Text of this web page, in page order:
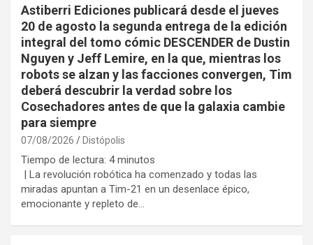
Astiberri Ediciones publicará desde el jueves
20 de agosto la segunda entrega de la edición
integral del tomo cómic DESCENDER de Dustin
Nguyen y Jeff Lemire, en la que, mientras los
robots se alzan y las facciones convergen, Tim
deberá descubrir la verdad sobre los
Cosechadores antes de que la galaxia cambie
para siempre
07/08/2026 Distópolis
Tiempo de lectura: 4 minutos
| La revolución robótica ha comenzado y todas las
miradas apuntan a Tim-21 en un desenlace épico,
emocionante y repleto de…